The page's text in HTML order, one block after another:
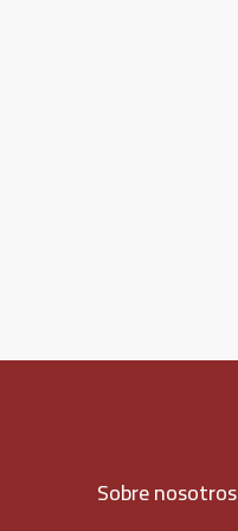
Sobre nosotros